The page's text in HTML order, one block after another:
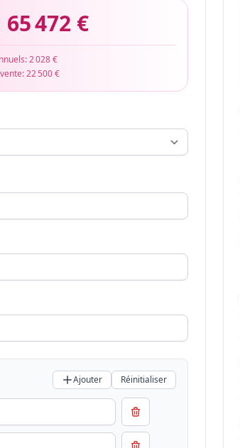
65 472 €
2 028 €
22 500 €
Ajouter Réinitialiser